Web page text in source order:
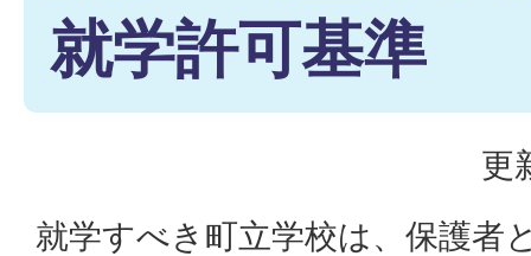
就学許可基準
更
就学すべき町立学校は、保護者